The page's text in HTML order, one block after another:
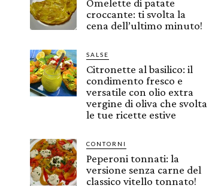
Omelette di patate
croccante: ti svolta la
cena dell’ultimo minuto!
SALSE
Citronette al basilico: il
condimento fresco e
versatile con olio extra
vergine di oliva che svolta
le tue ricette estive
CONTORNI
Peperoni tonnati: la
versione senza carne del
classico vitello tonnato!